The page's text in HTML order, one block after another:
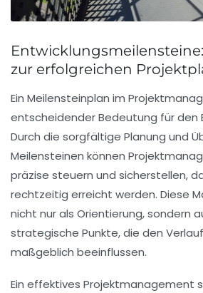
zur erfolgreichen
Ein Meilensteinplan im
entscheidender Bedeutung für den
Durch die sorgfältige Planung und
Meilensteinen können
präzise steuern und sicherstellen,
rechtzeitig erreicht werden. Diese
nicht nur als Orientierung, sondern
strategische Punkte, die den
maßgeblich beeinflussen.
Ein effektives Projektmanagement